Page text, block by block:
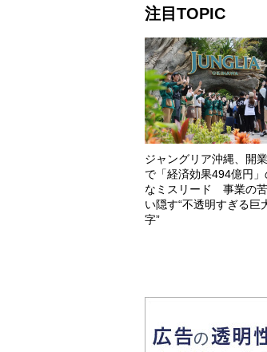
注目TOPIC
ジャングリア沖縄、開
で「経済効果494億円」
なミスリード 事業の
い隠す“不透明すぎる巨
字”